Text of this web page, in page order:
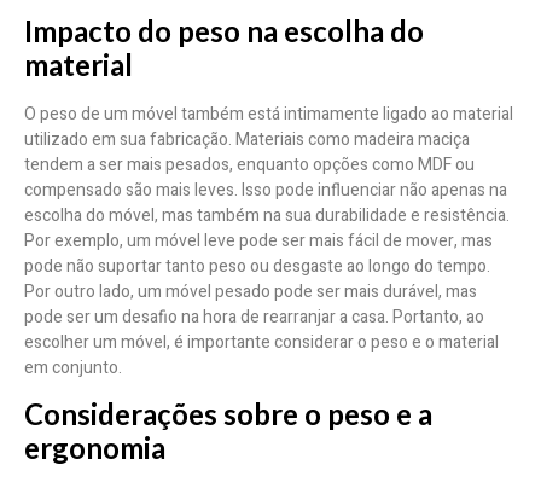
Impacto do peso na escolha do
material
O peso de um móvel também está intimamente ligado ao material
utilizado em sua fabricação. Materiais como madeira maciça
tendem a ser mais pesados, enquanto opções como MDF ou
compensado são mais leves. Isso pode influenciar não apenas na
escolha do móvel, mas também na sua durabilidade e resistência.
Por exemplo, um móvel leve pode ser mais fácil de mover, mas
pode não suportar tanto peso ou desgaste ao longo do tempo.
Por outro lado, um móvel pesado pode ser mais durável, mas
pode ser um desafio na hora de rearranjar a casa. Portanto, ao
escolher um móvel, é importante considerar o peso e o material
em conjunto.
Considerações sobre o peso e a
ergonomia